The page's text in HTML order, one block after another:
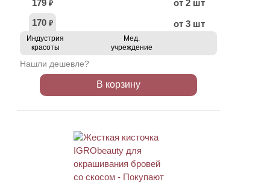
179 ₽
от 2 шт
170 ₽ от 3 шт
Индустрия
красоты
Мед.
учреждение
Нашли дешевле?
В корзину